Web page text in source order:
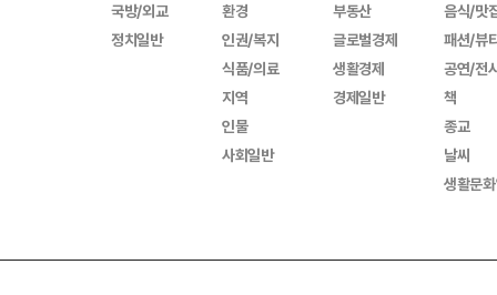
국방/외교
정치일반
환경
인권/복지
식품/의료
지역
인물
사회일반
부동산
글로벌경제
생활경제
경제일반
음식/맛
패션/뷰
공연/전
책
종교
날씨
생활문